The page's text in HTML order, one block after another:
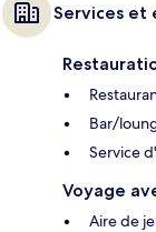
Services et
Bar/
Service
Voyage
Aire de